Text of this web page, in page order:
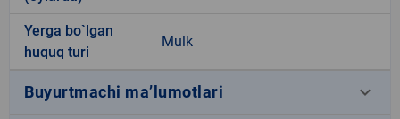
Yerga bo`lgan
huquq turi
Mulk
Buyurtmachi ma’lumotlari keyboard_arrow_down